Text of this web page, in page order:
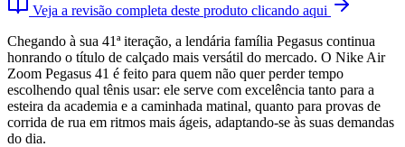
Veja a revisão completa deste produto clicando aqui
Chegando à sua 41ª iteração, a lendária família Pegasus continua
honrando o título de calçado mais versátil do mercado. O Nike Air
Zoom Pegasus 41 é feito para quem não quer perder tempo
escolhendo qual tênis usar: ele serve com excelência tanto para a
esteira da academia e a caminhada matinal, quanto para provas de
corrida de rua em ritmos mais ágeis, adaptando-se às suas demandas
do dia.